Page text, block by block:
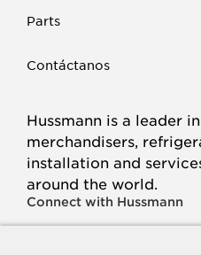
Parts
Contáctanos
Hussmann is a leader
merchandisers,
installation and
around the world.
Connect with Hussmann